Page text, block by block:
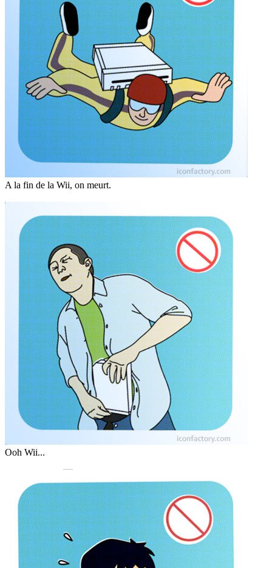
A la fin de la Wii, on meurt.
Ooh Wii...